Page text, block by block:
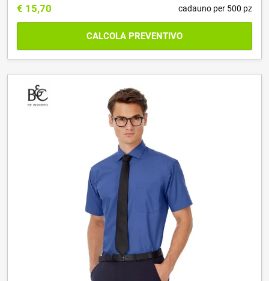
€ 15,70 cadauno per 500 pz
CALCOLA PREVENTIVO